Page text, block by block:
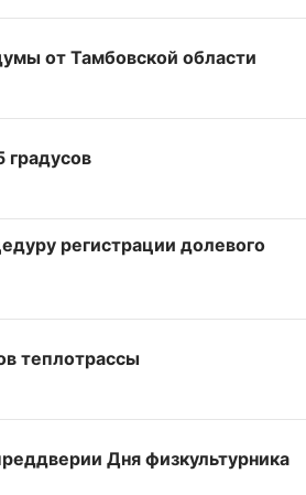
от Тамбовской области
градусов
регистрации долевого
теплотрассы
Дня физкультурника